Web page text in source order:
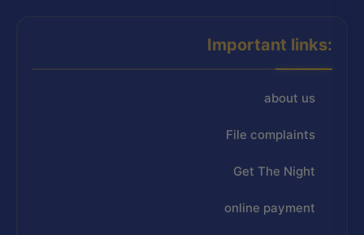
Important links:
about us
File complaints
Get The Night
online payment